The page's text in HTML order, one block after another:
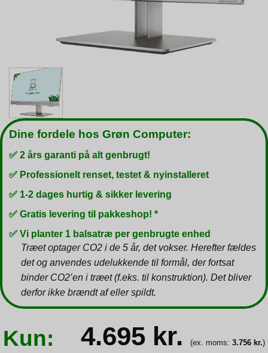
Dine fordele hos Grøn Computer:
✅ 2 års garanti på alt genbrugt!
✅ Professionelt renset, testet & nyinstalleret
✅ 1-2 dages hurtig & sikker levering
✅ Gratis levering til pakkeshop! *
✅ Vi planter 1 balsatræ per genbrugte enhed
Træet optager CO2 i de 5 år, det vokser. Herefter fældes
det og anvendes udelukkende til formål, der fortsat
binder CO2’en i træet (f.eks. til konstruktion). Det bliver
derfor ikke brændt af eller spildt.
Kun: 4.695 kr. (ex. moms: 3.756 kr.)